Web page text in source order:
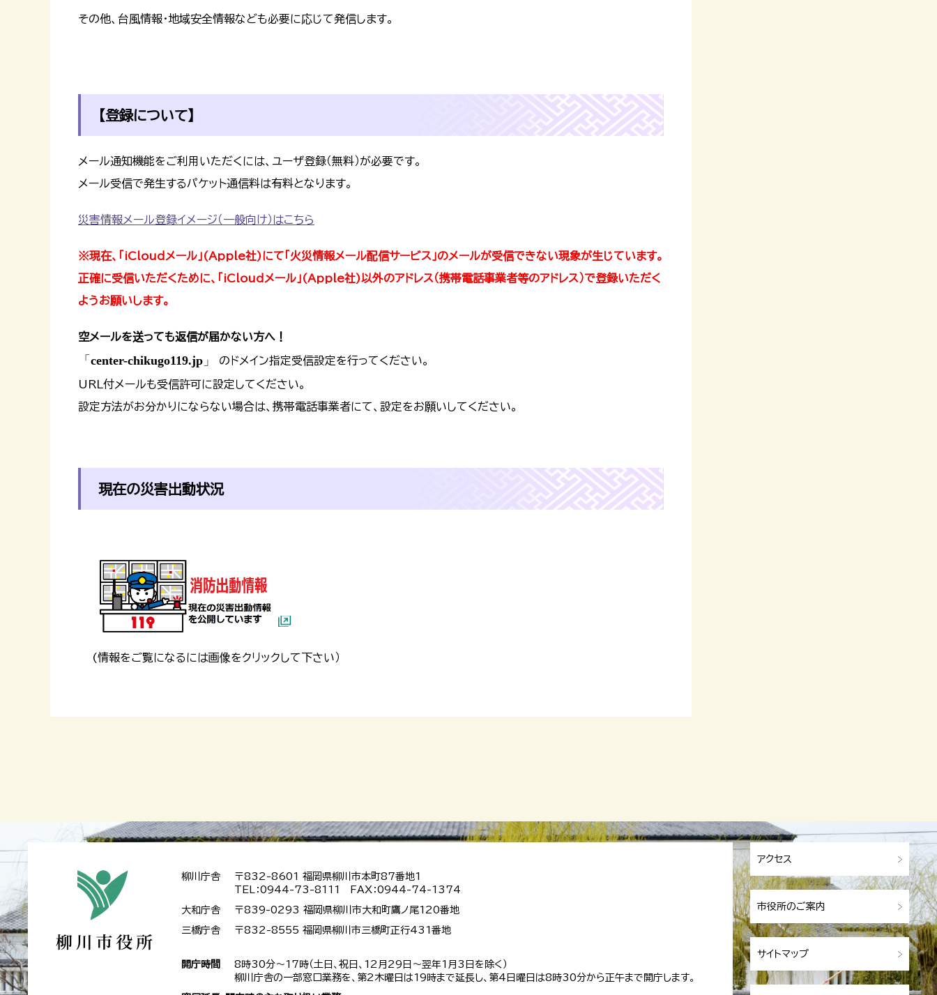
その他、台風情報・地域安全情報なども必要に応じて発信します。
【登録について】
メール通知機能をご利用いただくには、ユーザ登録（無料）が必要です。
メール受信で発生するパケット通信料は有料となります。
災害情報メール登録イメージ（一般向け）はこちら
※現在、「iCloudメール」(Apple社)にて「火災情報メール配信サービス」のメールが受信できない現象が生じています。
正確に受信いただくために、「iCloudメール」(Apple社)以外のアドレス（携帯電話事業者等のアドレス）で登録いただく
ようお願いします。
空メールを送っても返信が届かない方へ！
「 center-chikugo119.jp 」 のドメイン指定受信設定を行ってください。
URL付メールも受信許可に設定してください。
設定方法がお分かりにならない場合は、携帯電話事業者にて、設定をお願いしてください。
現在の災害出動状況
(情報をご覧になるには画像をクリックして下さい）
柳川庁舎
〒832-8601 福岡県柳川市本町87番地1
TEL：0944-73-8111 FAX：0944-74-1374
大和庁舎 〒839-0293 福岡県柳川市大和町鷹ノ尾120番地
三橋庁舎 〒832-8555 福岡県柳川市三橋町正行431番地
開庁時間
8時30分～17時（土日、祝日、12月29日～翌年1月3日を除く）
柳川庁舎の一部窓口業務を、第2木曜日は19時まで延長し、第4日曜日は8時30分から正午まで開庁します。
アクセス
市役所のご案内
サイトマップ